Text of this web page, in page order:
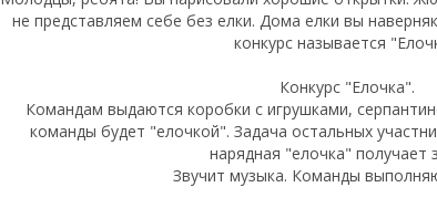
не представляем себе без елки. Дома елки вы
конкурс называется
Конкурс "Елочка".
Командам выдаются коробки с игрушками,
команды будет "елочкой". Задача остальных
нарядная "елочка" получает
Звучит музыка. Команды